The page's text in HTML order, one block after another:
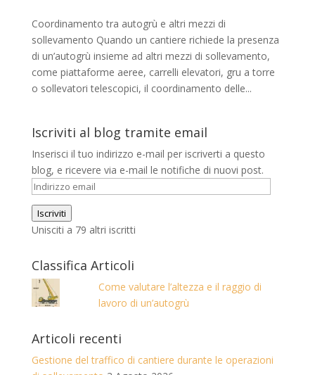
Coordinamento tra autogrù e altri mezzi di
sollevamento Quando un cantiere richiede la presenza
di un’autogrù insieme ad altri mezzi di sollevamento,
come piattaforme aeree, carrelli elevatori, gru a torre
o sollevatori telescopici, il coordinamento delle...
Iscriviti al blog tramite email
Inserisci il tuo indirizzo e-mail per iscriverti a questo
blog, e ricevere via e-mail le notifiche di nuovi post.
Indirizzo
email
Iscriviti
Unisciti a 79 altri iscritti
Classifica Articoli
Come valutare l’altezza e il raggio di
lavoro di un’autogrù
Articoli recenti
Gestione del traffico di cantiere durante le operazioni